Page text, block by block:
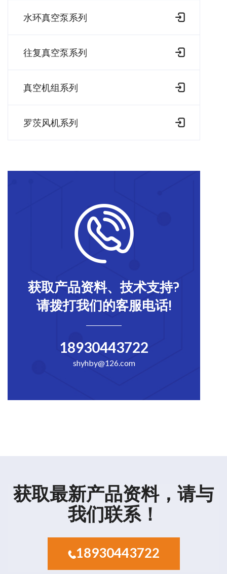
水环真空泵系列
往复真空泵系列
真空机组系列
罗茨风机系列
获取产品资料、技术支持?
请拨打我们的客服电话!
18930443722
shyhby@126.com
获取最新产品资料，请与
我们联系！
18930443722